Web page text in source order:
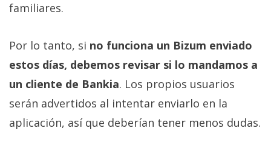
familiares.
Por lo tanto, si no funciona un Bizum enviado
estos días, debemos revisar si lo mandamos a
un cliente de Bankia. Los propios usuarios
serán advertidos al intentar enviarlo en la
aplicación, así que deberían tener menos dudas.